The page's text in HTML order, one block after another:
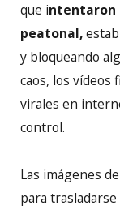
que i
peatonal,
y bloqueando
caos, los vídeos
virales en
control.
Las imágenes
para